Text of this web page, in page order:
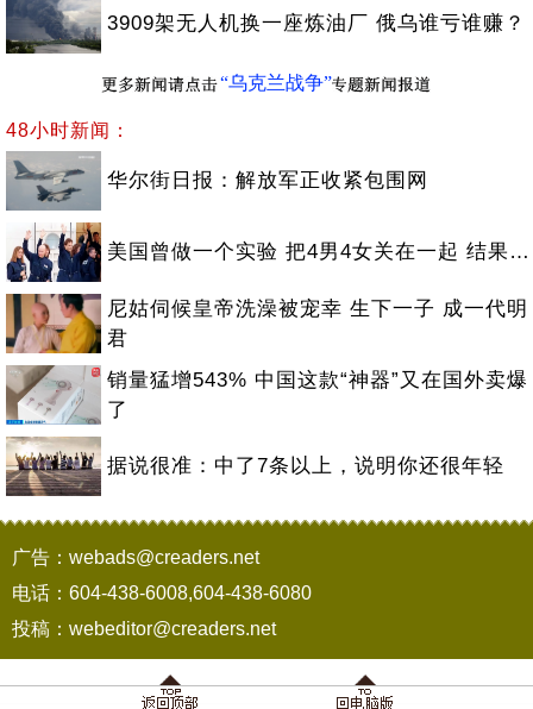
3909架无人机换一座炼油厂 俄乌谁亏谁赚？
“乌克兰战争”
48小时新闻：
华尔街日报：解放军正收紧包围网
美国曾做一个实验 把4男4女关在一起 结果…
尼姑伺候皇帝洗澡被宠幸 生下一子 成一代明
君
销量猛增543% 中国这款“神器”又在国外卖爆
了
据说很准：中了7条以上，说明你还很年轻
广告：webads@creaders.net
电话：604-438-6008,604-438-6080
投稿：webeditor@creaders.net